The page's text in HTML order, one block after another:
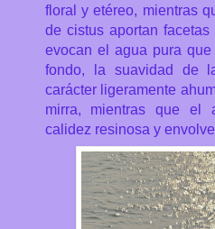
floral y etéreo, mientras
de cistus aportan
evocan el agua pura
fondo, la suavidad de
carácter ligeramente
mirra, mientras que el
calidez resinosa y